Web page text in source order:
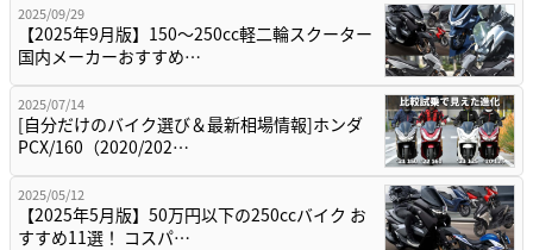
2025/09/29
【2025年9月版】150～250cc軽二輪スクーター
国内メーカーおすすめ…
2025/07/14
[自分だけのバイク選び＆最新相場情報]ホンダ
PCX/160（2020/202…
2025/05/12
【2025年5月版】50万円以下の250ccバイク お
すすめ11選！ コスパ…